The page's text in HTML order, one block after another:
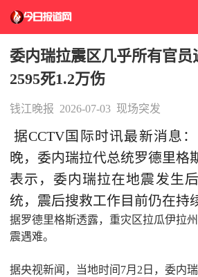
委内瑞拉震区几乎所有官员
2595死1.2万伤
钱江晚报 2026-07-03 现场突发
据CCTV国际时讯最新消息
晚，委内瑞拉代总统罗德里格
表示，委内瑞拉在地震发生
统，震后搜救工作目前仍在持
据罗德里格斯透露，重灾区拉瓜伊拉
震遇难。
据央视新闻，当地时间7月2日，委内